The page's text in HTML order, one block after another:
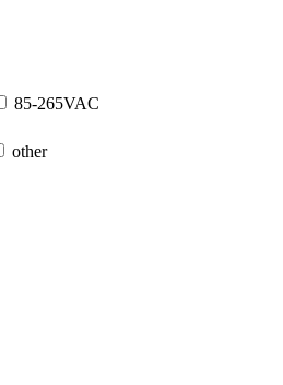
85-265VAC
other